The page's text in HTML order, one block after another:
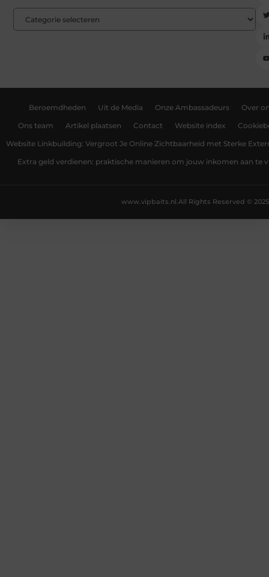
Beroemdheden Uit de Media Onze Ambassadeurs Over
Ons team Artikel plaatsen Contact Website index
Website Linkbuilding: Vergroot Je Online Zichtbaarheid met Sterke
Extra geld verdienen: praktische manieren om jouw inkomen aan te
All Rights Reserved © 2025
www.vipbaits.nl.